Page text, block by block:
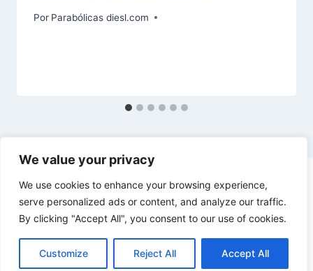
We value your privacy
We use cookies to enhance your browsing experience,
serve personalized ads or content, and analyze our traffic.
By clicking "Accept All", you consent to our use of cookies.
Customize Reject All Accept All
Por Parabólicas diesl.com
© 2026 diesl.com - Tema para WordPress por
Kadence WP